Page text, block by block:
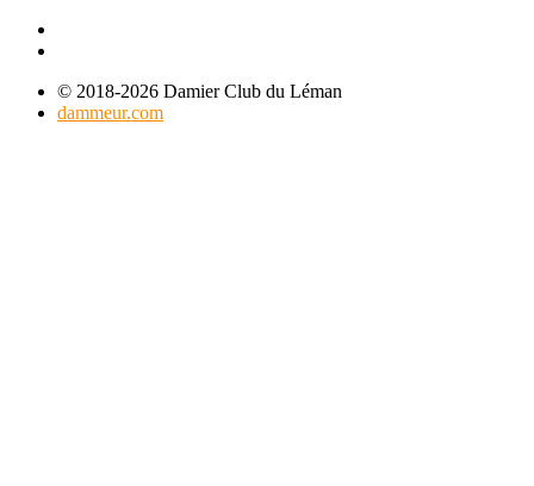
© 2018-2026 Damier Club du Léman
dammeur.com